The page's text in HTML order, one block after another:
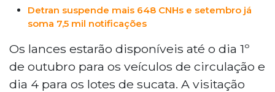
Detran suspende mais 648 CNHs e setembro já
soma 7,5 mil notificações
Os lances estarão disponíveis até o dia 1º
de outubro para os veículos de circulação e
dia 4 para os lotes de sucata. A visitação